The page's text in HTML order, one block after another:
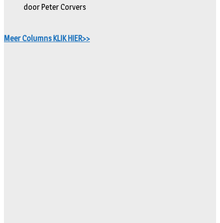
door Peter Corvers
Meer Columns KLIK HIER>>